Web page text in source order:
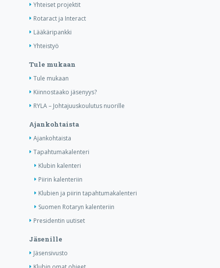
Yhteiset projektit
Rotaract ja Interact
Lääkäripankki
Yhteistyö
Tule mukaan
Tule mukaan
Kiinnostaako jäsenyys?
RYLA – Johtajuuskoulutus nuorille
Ajankohtaista
Ajankohtaista
Tapahtumakalenteri
Klubin kalenteri
Piirin kalenteriin
Klubien ja piirin tapahtumakalenteri
Suomen Rotaryn kalenteriin
Presidentin uutiset
Jäsenille
Jäsensivusto